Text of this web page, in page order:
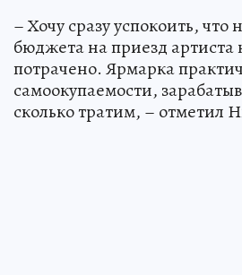
– Хочу сразу успокоить, что
бюджета на приезд артиста
потрачено. Ярмарка
самоокупаемости,
сколько тратим, – отметил